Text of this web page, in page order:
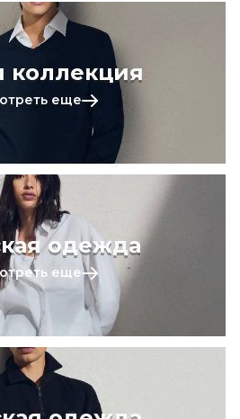
коллекция
еще
одежда
еще